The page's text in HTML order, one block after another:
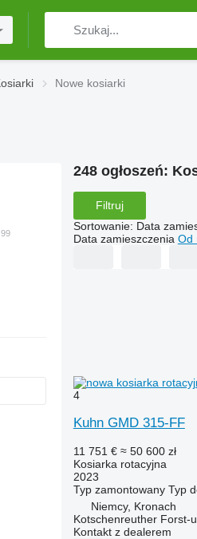
Nowe kosiarki
248 ogłoszeń:
Filtruj
Sortowanie: Data
Data zamieszczenia Od
4
Kuhn GMD 315-FF
11 751 € ≈ 50 600 zł
Kosiarka rotacyjna
2023
Typ zamontowany Typ
Niemcy, Kronach
Kotschenreuther Forst-
Kontakt z dealerem